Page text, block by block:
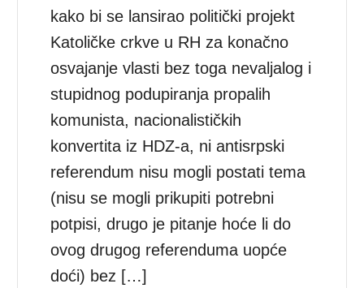
kako bi se lansirao politički projekt
Katoličke crkve u RH za konačno
osvajanje vlasti bez toga nevaljalog i
stupidnog podupiranja propalih
komunista, nacionalističkih
konvertita iz HDZ-a, ni antisrpski
referendum nisu mogli postati tema
(nisu se mogli prikupiti potrebni
potpisi, drugo je pitanje hoće li do
ovog drugog referenduma uopće
doći) bez […]